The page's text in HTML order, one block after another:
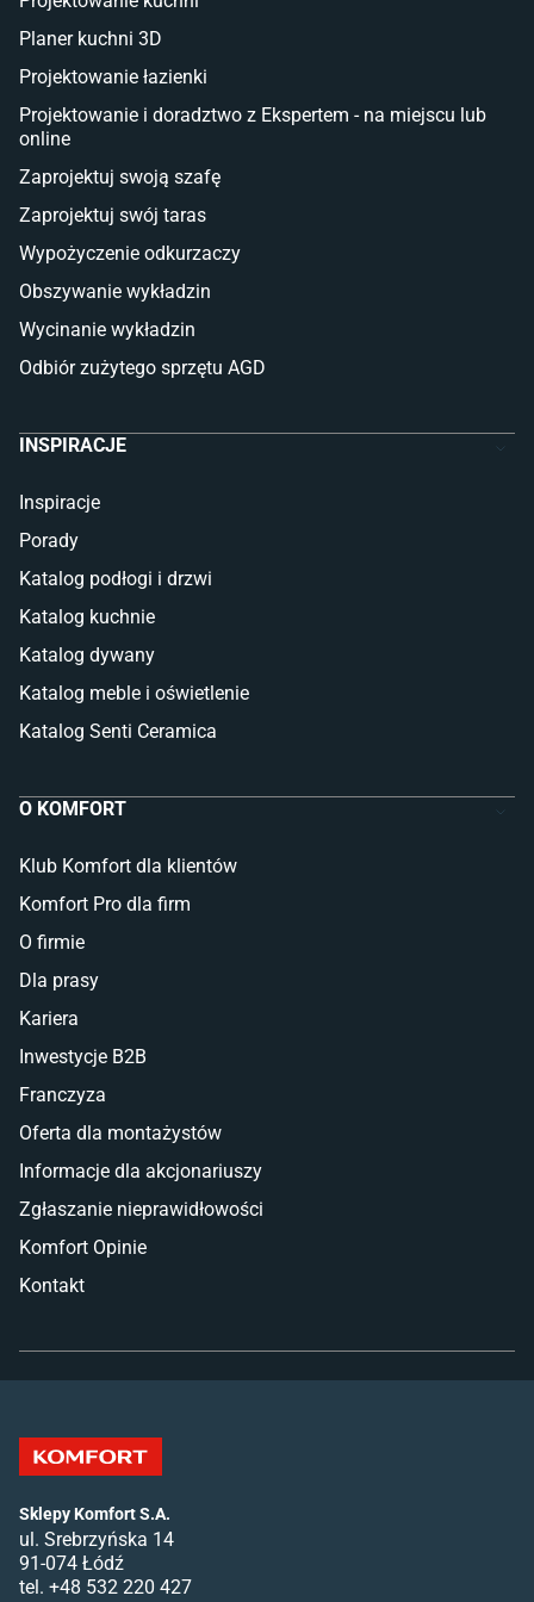
Sztuczna trawa miękka
Koce i pledy
Płytki na balkon
Lampy stojące LED
Płytki
Płytki Cersanit
Płytki wielkoformatowe
Glazura
Płytki marmurowe
Planer kuchni 3D
Projektowanie łazienki
Projektowanie i doradztwo z Ekspertem - na miejscu lub
online
Zaprojektuj swoją szafę
Zaprojektuj swój taras
Wypożyczenie odkurzaczy
Obszywanie wykładzin
Wycinanie wykładzin
Odbiór zużytego sprzętu AGD
INSPIRACJE
Inspiracje
Porady
Katalog podłogi i drzwi
Katalog kuchnie
Katalog dywany
Katalog meble i oświetlenie
Katalog Senti Ceramica
O KOMFORT
Klub Komfort dla klientów
Komfort Pro dla firm
O firmie
Dla prasy
Kariera
Inwestycje B2B
Franczyza
Oferta dla montażystów
Informacje dla akcjonariuszy
Zgłaszanie nieprawidłowości
Komfort Opinie
Kontakt
Sklepy Komfort S.A.
ul. Srebrzyńska 14
91-074 Łódź
tel. +48 532 220 427